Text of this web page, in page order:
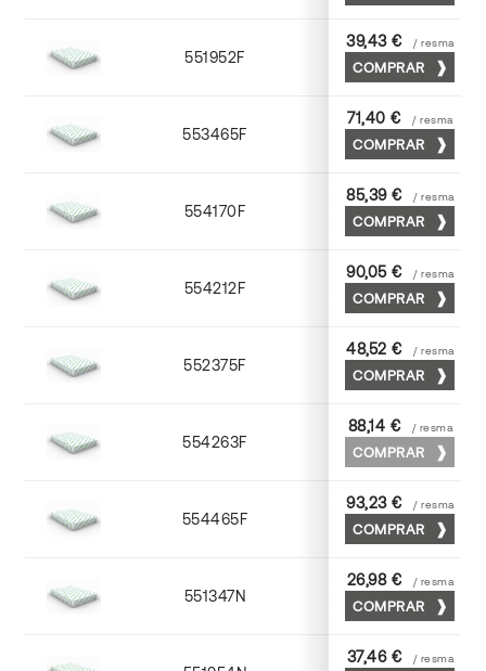
551952F 52 x 70
39,43 € / resma
COMPRAR
553465F 65 x 90
71,40 € / resma
COMPRAR
554170F 70 x 100
85,39 € / resma
COMPRAR
554212F 72 x 102
90,05 € / resma
COMPRAR
552375F 75 x 53
48,52 € / resma
COMPRAR
554263F 63 x 88
88,14 € / resma
COMPRAR
554465F 65 x 90
93,23 € / resma
COMPRAR
551347N 45 x 64
26,98 € / resma
COMPRAR
37,46 € / resma